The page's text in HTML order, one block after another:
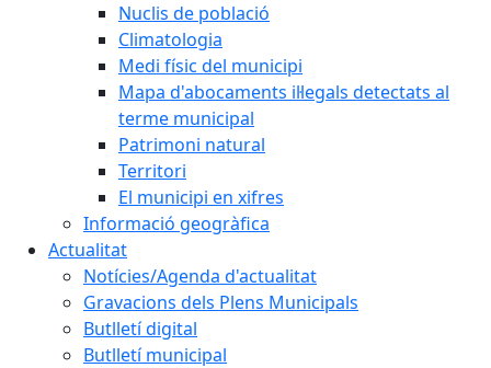
Nuclis de població
Climatologia
Medi físic del municipi
Mapa d'abocaments il·legals detectats al
terme municipal
Patrimoni natural
Territori
El municipi en xifres
Informació geogràfica
Actualitat
Notícies/Agenda d'actualitat
Gravacions dels Plens Municipals
Butlletí digital
Butlletí municipal